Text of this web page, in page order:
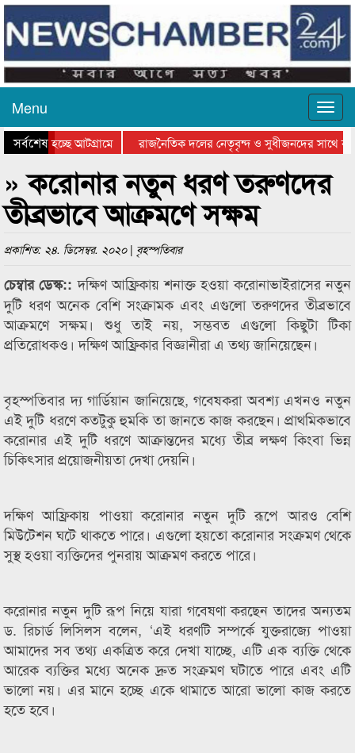
Menu
সর্বশেষহচ্ছে আটগ্রামে
রাজনৈতিক দলের নেতৃবৃন্দ ও সুধীজনদের সাথে
সিলেটে বাংলাদেশ গ্রুপ থিয়েটার ফেডারেশানের
» করোনার নতুন ধরণ তরুণদের
তীব্রভাবে আক্রমণে সক্ষম
প্রকাশিত: ২৪. ডিসেম্বর. ২০২০ | বৃহস্পতিবার
চেম্বার ডেস্ক::দক্ষিণ আফ্রিকায় শনাক্ত হওয়া করোনাভাইরাসের নতুন
দুটি ধরণ অনেক বেশি সংক্রামক এবং এগুলো তরুণদের তীব্রভাবে
আক্রমণে সক্ষম। শুধু তাই নয়, সম্ভবত এগুলো কিছুটা টিকা
প্রতিরোধকও। দক্ষিণ আফ্রিকার বিজ্ঞানীরা এ তথ্য জানিয়েছেন।
বৃহস্পতিবার দ্য গার্ডিয়ান জানিয়েছে, গবেষকরা অবশ্য এখনও নতুন
এই দুটি ধরণে কতটুকু হুমকি তা জানতে কাজ করছেন। প্রাথমিকভাবে
করোনার এই দুটি ধরণে আক্রান্তদের মধ্যে তীব্র লক্ষণ কিংবা ভিন্ন
চিকিৎসার প্রয়োজনীয়তা দেখা দেয়নি।
দক্ষিণ আফ্রিকায় পাওয়া করোনার নতুন দুটি রূপে আরও বেশি
মিউটেশন ঘটে থাকতে পারে। এগুলো হয়তো করোনার সংক্রমণ থেকে
সুস্থ হওয়া ব্যক্তিদের পুনরায় আক্রমণ করতে পারে।
করোনার নতুন দুটি রূপ নিয়ে যারা গবেষণা করছেন তাদের অন্যতম
ড. রিচার্ড লিসিলস বলেন, ‘এই ধরণটি সম্পর্কে যুক্তরাজ্যে পাওয়া
আমাদের সব তথ্য একত্রিত করে দেখা যাচ্ছে, এটি এক ব্যক্তি থেকে
আরেক ব্যক্তির মধ্যে অনেক দ্রুত সংক্রমণ ঘটাতে পারে এবং এটি
ভালো নয়। এর মানে হচ্ছে একে থামাতে আরো ভালো কাজ করতে
হতে হবে।